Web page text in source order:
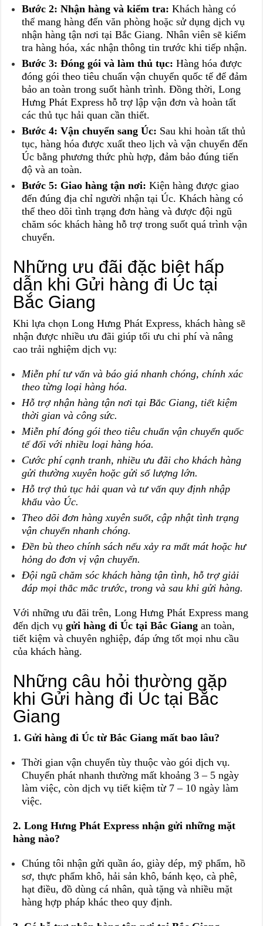
Bước 2: Nhận hàng và kiểm tra:Khách hàng có
thể mang hàng đến văn phòng hoặc sử dụng dịch vụ
nhận hàng tận nơi tại Bắc Giang. Nhân viên sẽ kiểm
tra hàng hóa, xác nhận thông tin trước khi tiếp nhận.
Bước 3: Đóng gói và làm thủ tục:Hàng hóa được
đóng gói theo tiêu chuẩn vận chuyển quốc tế để đảm
bảo an toàn trong suốt hành trình. Đồng thời, Long
Hưng Phát Express hỗ trợ lập vận đơn và hoàn tất
các thủ tục hải quan cần thiết.
Bước 4: Vận chuyển sang Úc: Sau khi hoàn tất thủ
tục, hàng hóa được xuất theo lịch và vận chuyển đến
Úc bằng phương thức phù hợp, đảm bảo đúng tiến
độ và an toàn.
Bước 5: Giao hàng tận nơi:Kiện hàng được giao
đến đúng địa chỉ người nhận tại Úc. Khách hàng có
thể theo dõi tình trạng đơn hàng và được đội ngũ
chăm sóc khách hàng hỗ trợ trong suốt quá trình vận
chuyển.
Những ưu đãi đặc biệt hấp
dẫn khi Gửi hàng đi Úc tại
Bắc Giang
Khi lựa chọn Long Hưng Phát Express, khách hàng sẽ
nhận được nhiều ưu đãi giúp tối ưu chi phí và nâng
cao trải nghiệm dịch vụ:
Miễn phí tư vấn và báo giá nhanh chóng, chính xác
theo từng loại hàng hóa.
Hỗ trợ nhận hàng tận nơi tại Bắc Giang, tiết kiệm
thời gian và công sức.
Miễn phí đóng gói theo tiêu chuẩn vận chuyển quốc
tế đối với nhiều loại hàng hóa.
Cước phí cạnh tranh, nhiều ưu đãi cho khách hàng
gửi thường xuyên hoặc gửi số lượng lớn.
Hỗ trợ thủ tục hải quan và tư vấn quy định nhập
khẩu vào Úc.
Theo dõi đơn hàng xuyên suốt, cập nhật tình trạng
vận chuyển nhanh chóng.
Đền bù theo chính sách nếu xảy ra mất mát hoặc hư
hỏng do đơn vị vận chuyển.
Đội ngũ chăm sóc khách hàng tận tình, hỗ trợ giải
đáp mọi thắc mắc trước, trong và sau khi gửi hàng.
Với những ưu đãi trên, Long Hưng Phát Express mang
đến dịch vụgửi hàng đi Úc tại Bắc Giang an toàn,
tiết kiệm và chuyên nghiệp, đáp ứng tốt mọi nhu cầu
của khách hàng.
Những câu hỏi thường gặp
khi Gửi hàng đi Úc tại Bắc
Giang
1. Gửi hàng đi Úc từ Bắc Giang mất bao lâu?
Thời gian vận chuyển tùy thuộc vào gói dịch vụ.
Chuyển phát nhanh thường mất khoảng 3 – 5 ngày
làm việc, còn dịch vụ tiết kiệm từ 7 – 10 ngày làm
việc.
2. Long Hưng Phát Express nhận gửi những mặt
hàng nào?
Chúng tôi nhận gửi quần áo, giày dép, mỹ phẩm, hồ
sơ, thực phẩm khô, hải sản khô, bánh kẹo, cà phê,
hạt điều, đồ dùng cá nhân, quà tặng và nhiều mặt
hàng hợp pháp khác theo quy định.